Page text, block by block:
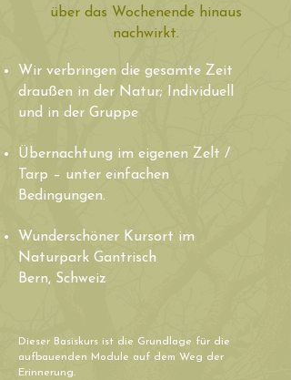
über das Wochenende hinaus
nachwirkt.
Wir verbringen die gesamte Zeit
draußen in der Natur; Individuell
und in der Gruppe
Übernachtung im eigenen Zelt /
Tarp – unter einfachen
Bedingungen.
Wunderschöner Kursort im
Naturpark Gantrisch
Bern, Schweiz
Dieser Basiskurs ist die Grundlage für die
aufbauenden Module auf dem Weg der
Erinnerung.